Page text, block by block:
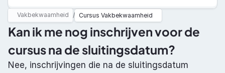
Vakbekwaamheid / Cursus Vakbekwaamheid
Kan ik me nog inschrijven voor de
cursus na de sluitingsdatum?
Nee, inschrijvingen die na de sluitingsdatum